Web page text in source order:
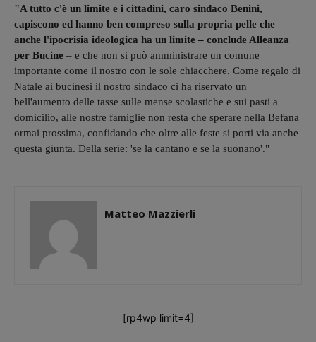
"A tutto c'è un limite e i cittadini, caro sindaco Benini,
capiscono ed hanno ben compreso sulla propria pelle che
anche l'ipocrisia ideologica ha un limite – conclude Alleanza
per Bucine – e che non si può amministrare un comune
importante come il nostro con le sole chiacchere. Come regalo di
Natale ai bucinesi il nostro sindaco ci ha riservato un
bell'aumento delle tasse sulle mense scolastiche e sui pasti a
domicilio, alle nostre famiglie non resta che sperare nella Befana
ormai prossima, confidando che oltre alle feste si porti via anche
questa giunta. Della serie: 'se la cantano e se la suonano'."
Matteo Mazzierli
[rp4wp limit=4]